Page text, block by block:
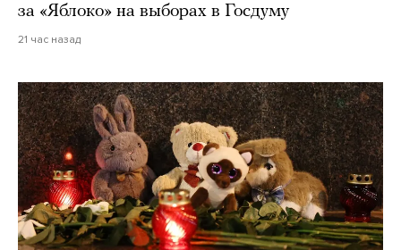
за «Яблоко» на выборах в Госдуму
21 час назад